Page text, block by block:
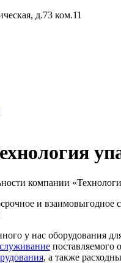
д.73 ком.11
компании
и взаимовыгодное
у нас оборудования
поставляемого
, а также